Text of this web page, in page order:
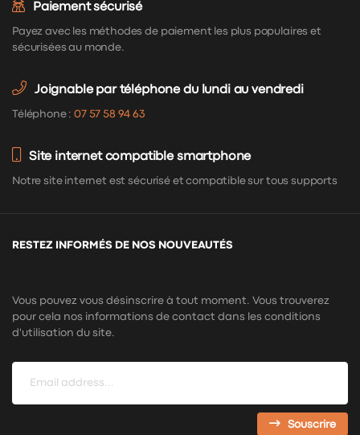
Paiement sécurisé
Payez avec les méthodes de paiement les plus populaires et
sécurisées au monde.
Joignable par téléphone du lundi au vendredi
Téléphone :07 57 58 94 63
Site internet compatible smartphone
Notre site internet est sécurisé et compatible sur tous supports
RESTEZ INFORMÉS DE NOS NOUVEAUTÉS
Vous pouvez vous désinscrire à tout moment. Vous trouverez
pour cela nos informations de contact dans les conditions
d'utilisation du site.
Souscrire